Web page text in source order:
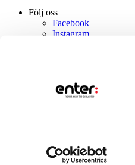
Följ oss
Facebook
Instagram
Kontakt
Jag ger mittsamtycke.